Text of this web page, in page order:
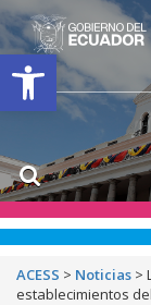
Open
ACESS > Noticias >
establecimientos